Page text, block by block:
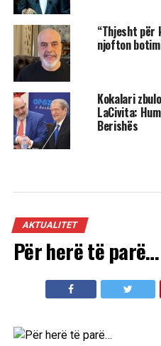
“Thjesht për
njofton
Kokalari
LaCivita:
Berishës
AKTUALITET
Për herë të parë…